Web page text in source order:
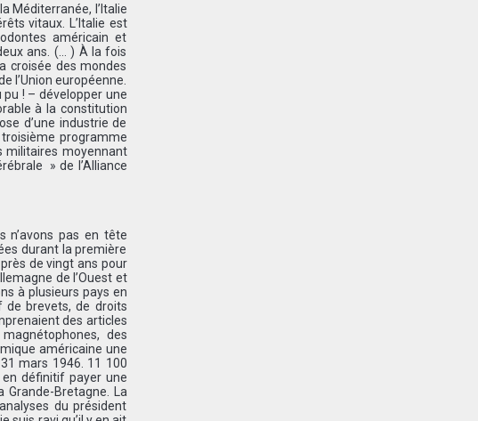
Méditerranée, l’Italie
vitaux. L’Italie est
américain et
ans. (… ) À la fois
croisée des mondes
l’Union européenne.
pu ! – développer une
à la constitution
d’une industrie de
troisième programme
militaires moyennant
» de l’Alliance
n’avons pas en tête
durant la première
de vingt ans pour
de l’Ouest et
à plusieurs pays en
de brevets, de droits
des articles
des
américaine une
mars 1946. 11 100
en définitif payer une
Bretagne. La
du président